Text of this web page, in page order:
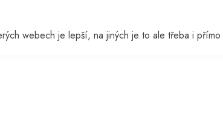
webech je lepší, na jiných je to ale třeba i